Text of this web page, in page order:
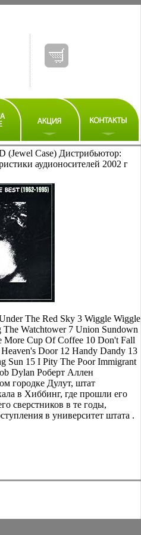
(Jewel Case) Дистрибьютор:
аудионосителей 2002 г
The Red Sky 3 Wiggle Wiggle
Watchtower 7 Union Sundown
More Cup Of Coffee 10 Don't Fall
Door 12 Handy Dandy 13
Sun 15 I Pity The Poor Immigrant
Dylan Роберт Аллен
городке Дулут, штат
в Хиббинг, где прошли его
сверстников в те годы,
в университет штата .